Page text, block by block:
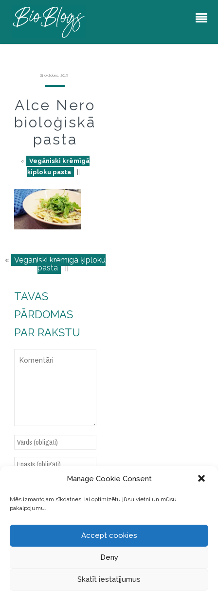
Manage Cookie Consent
Mēs izmantojam sīkdatnes, lai optimizētu jūsu vietni un mūsu
pakalpojumu.
Accept cookies
Deny
Skatīt iestatījumus
21 oktobris, 2019
Alce Nero
bioloģiskā
pasta
«
Vegāniski krēmīgā
ķiploku pasta
« Vegāniski krēmīgā ķiploku
pasta ||
TAVAS
PĀRDOMAS
PAR RAKSTU
E-PASTA ADRESI UN VIETNI
ŠAJĀ PĀRLŪKPROGRAMMĀ